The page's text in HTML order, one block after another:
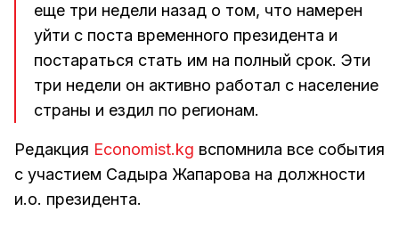
еще три недели назад о том, что намерен
уйти с поста временного президента и
постараться стать им на полный срок. Эти
три недели он активно работал с население
страны и ездил по регионам.
Редакция Economist.kg вспомнила все события
с участием Садыра Жапарова на должности
и.о. президента.